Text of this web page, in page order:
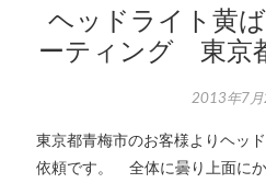
ヘッドライト黄
ーティング 東京
2013年7
東京都青梅市のお客様よりヘッ
依頼です。 全体に曇り上面にか